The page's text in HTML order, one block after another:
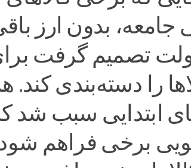
بدون ارز
دولت تصمیم گرفت
را دسته‌بندی کند.
ابتدایی سبب شد
برخی فراهم